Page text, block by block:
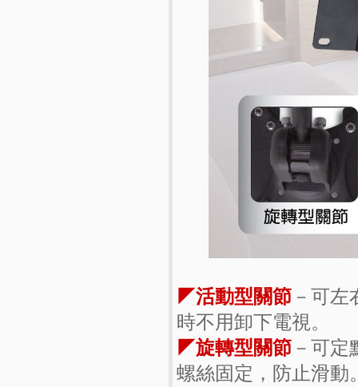
◤活動型關節 －可左
時不用卸下電視。
◤旋轉型關節 －可定
螺絲固定，防止滑動